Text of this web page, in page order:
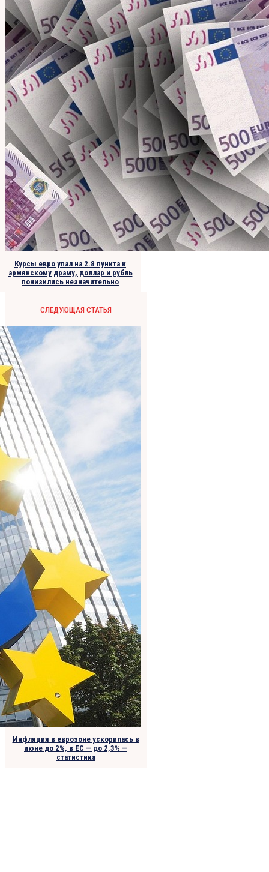
Курсы евро упал на 2.8 пункта к
армянскому драму, доллар и рубль
понизились незначительно
СЛЕДУЮЩАЯ СТАТЬЯ
Инфляция в еврозоне ускорилась в
июне до 2%, в ЕС — до 2,3% —
статистика